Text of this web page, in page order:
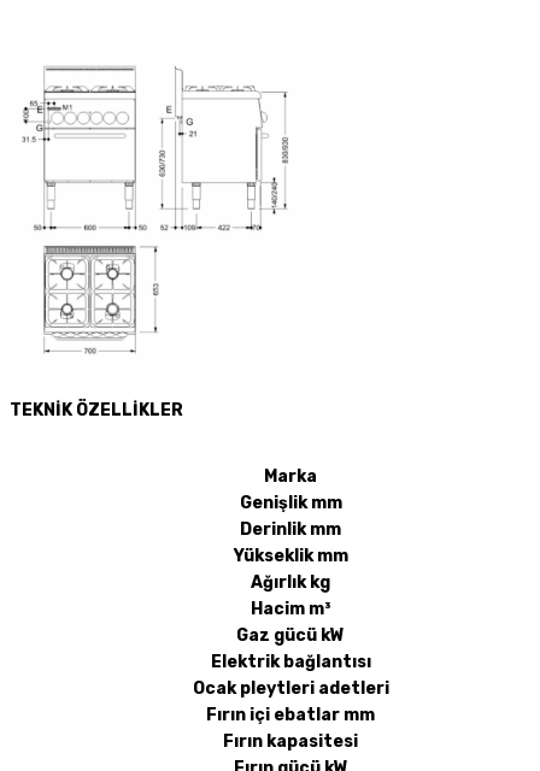
TEKNİK ÖZELLİKLER
Marka
Genişlik mm
Derinlik mm
Yükseklik mm
Ağırlık kg
Hacim m³
Gaz gücü kW
Elektrik bağlantısı
Ocak pleytleri adetleri
Fırın içi ebatlar mm
Fırın kapasitesi